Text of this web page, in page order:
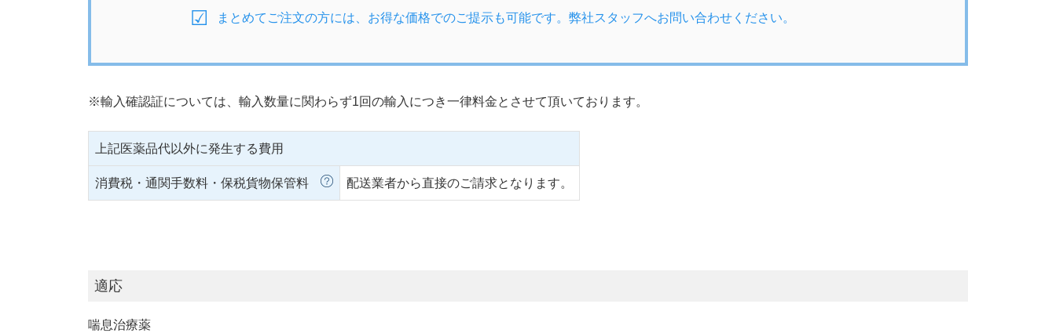
まとめてご注文の方には、お得な価格でのご提示も可能です。弊社スタッフへお問い合わせください。
※輸入確認証については、輸入数量に関わらず1回の輸入につき一律料金とさせて頂いております。
上記医薬品代以外に発生する費用
消費税・通関手数料・保税貨物保管料 配送業者から直接のご請求となります。
適応
喘息治療薬